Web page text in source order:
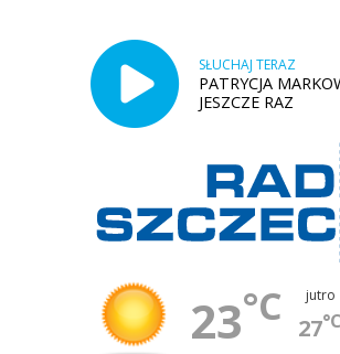
SŁUCHAJ TERAZ
PATRYCJA
JESZCZE RAZ
23°C jutro
27°C